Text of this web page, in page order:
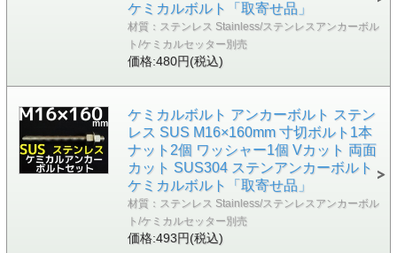
ケミカルボルト「取寄せ品」
材質：ステンレス Stainless/ステンレスアンカーボル
ト/ケミカルセッター別売
価格:480円(税込)
ケミカルボルト アンカーボルト ステン
レス SUS M16×160mm 寸切ボルト1本
ナット2個 ワッシャー1個 Vカット 両面
カット SUS304 ステンアンカーボルト
ケミカルボルト「取寄せ品」
材質：ステンレス Stainless/ステンレスアンカーボル
ト/ケミカルセッター別売
価格:493円(税込)